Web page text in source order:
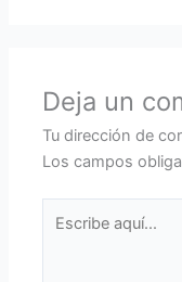
Deja un
Tu dirección de
Los campos